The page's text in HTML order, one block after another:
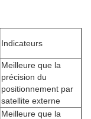
Indicateurs
Meilleure que la
précision du
positionnement par
satellite externe
Meilleure que la